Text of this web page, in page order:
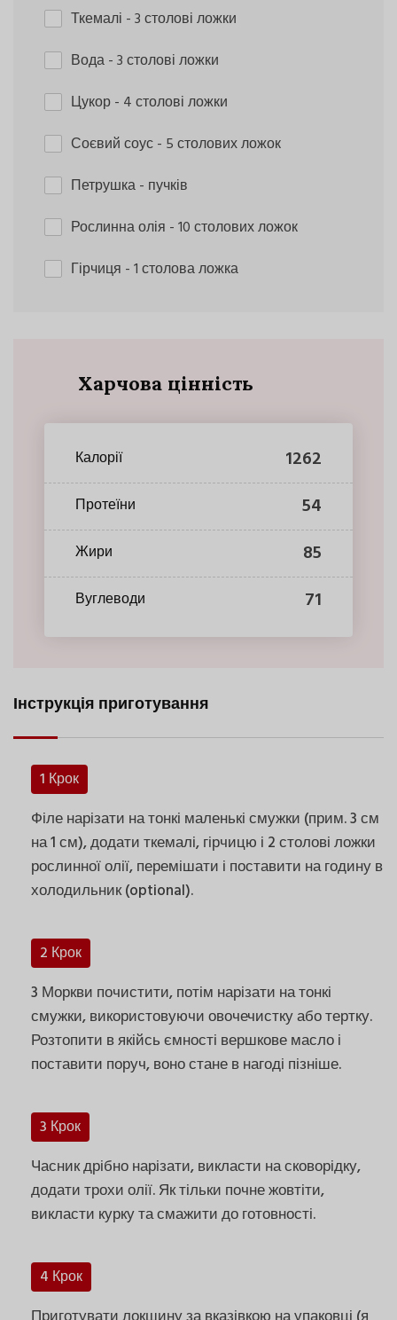
Ткемалі - 3 столові ложки
Вода- 3 столові ложки
Цукор- 4 столові ложки
Соєвий соус- 5 столових ложок
Петрушка- пучків
Рослинна олія - 10 столових ложок
Гірчиця - 1 столова ложка
Харчова цінність
Калорії 1262
Протеїни 54
Жири 85
Вуглеводи 71
Інструкція приготування
1 Крок
Філе нарізати на тонкі маленькі смужки (прим. 3 см
на 1 см), додати ткемалі, гірчицю і 2 столові ложки
рослинної олії, перемішати і поставити на годину в
холодильник (optional).
2 Крок
3 Моркви почистити, потім нарізати на тонкі
смужки, використовуючи овочечистку або тертку.
Розтопити в якійсь ємності вершкове масло і
поставити поруч, воно стане в нагоді пізніше.
3 Крок
Часник дрібно нарізати, викласти на сковорідку,
додати трохи олії. Як тільки почне жовтіти,
викласти курку та смажити до готовності.
4 Крок